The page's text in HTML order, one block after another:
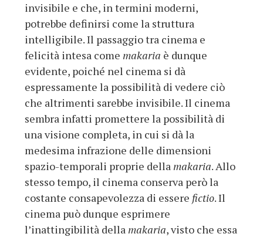
invisibile e che, in termini moderni,
potrebbe definirsi come la struttura
intelligibile. Il passaggio tra cinema e
felicità intesa come makaria è dunque
evidente, poiché nel cinema si dà
espressamente la possibilità di vedere ciò
che altrimenti sarebbe invisibile. Il cinema
sembra infatti promettere la possibilità di
una visione completa, in cui si dà la
medesima infrazione delle dimensioni
spazio-temporali proprie dellamakaria. Allo
stesso tempo, il cinema conserva però la
costante consapevolezza di essere fictio. Il
cinema può dunque esprimere
l’inattingibilità dellamakaria, visto che essa